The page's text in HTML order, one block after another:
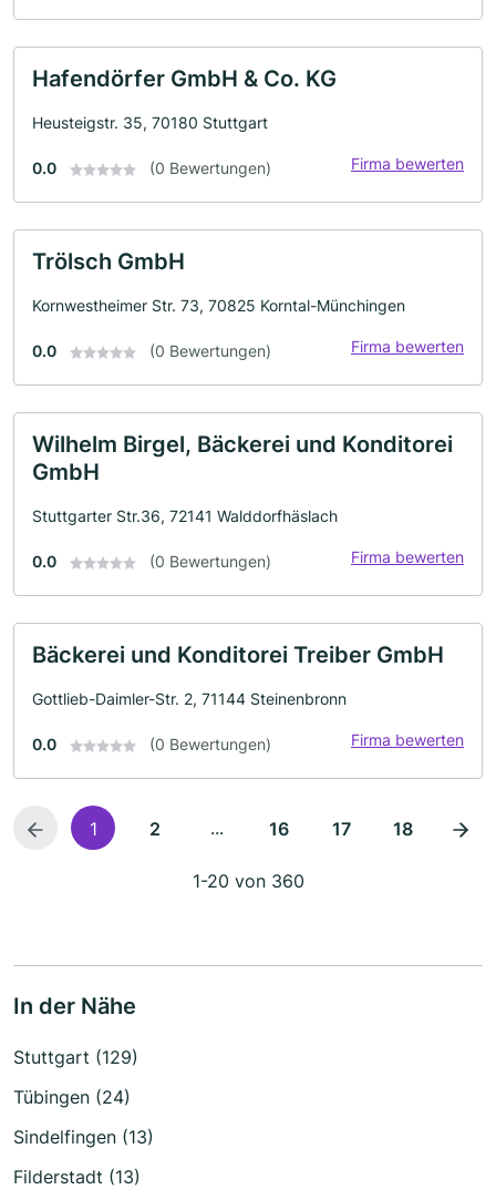
Hafendörfer GmbH & Co. KG
Heusteigstr. 35, 70180 Stuttgart
0.0 (0 Bewertungen) Firma bewerten
Trölsch GmbH
Kornwestheimer Str. 73, 70825 Korntal-Münchingen
0.0 (0 Bewertungen) Firma bewerten
Wilhelm Birgel, Bäckerei und Konditorei
GmbH
Stuttgarter Str.36, 72141 Walddorfhäslach
0.0 (0 Bewertungen) Firma bewerten
Bäckerei und Konditorei Treiber GmbH
Gottlieb-Daimler-Str. 2, 71144 Steinenbronn
0.0 (0 Bewertungen) Firma bewerten
1 2 ... 16 17 18
1-20 von 360
In der Nähe
Stuttgart (129)
Tübingen (24)
Sindelfingen (13)
Filderstadt (13)